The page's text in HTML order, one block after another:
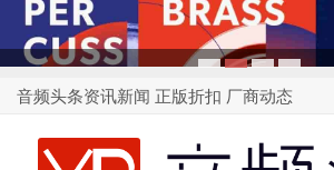
1 2 3 4
音频头条资讯新闻 正版折扣 厂商动态